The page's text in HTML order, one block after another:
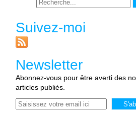
Suivez-moi
Newsletter
Abonnez-vous pour être averti des
articles publiés.
Email